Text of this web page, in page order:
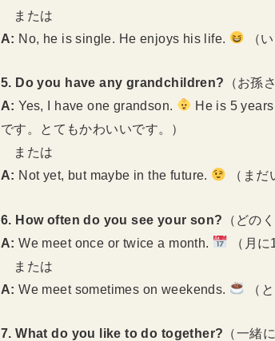
または
A: No, he is single. He enjoys his life. （
5. Do you have any grandchildren? （お孫
A: Yes, I have one grandson.
He is 5
です。とてもかわいいです。）
または
A: Not yet, but maybe in the future. （ま
6. How often do you see your son? （どの
A: We meet once or twice a month.
（月に
または
A: We meet sometimes on weekends. （
7. What do you like to do together? （一緒